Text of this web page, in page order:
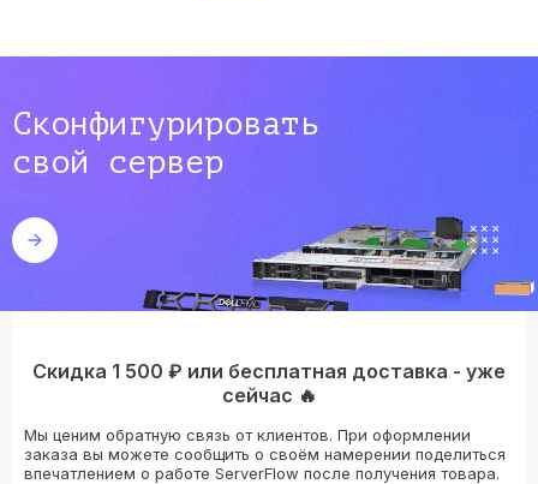
Сконфигурировать
свой сервер
Скидка 1 500 ₽ или бесплатная доставка - уже
сейчас 🔥
Мы ценим обратную связь от клиентов. При оформлении
заказа вы можете сообщить о своём намерении поделиться
впечатлением о работе ServerFlow после получения товара.